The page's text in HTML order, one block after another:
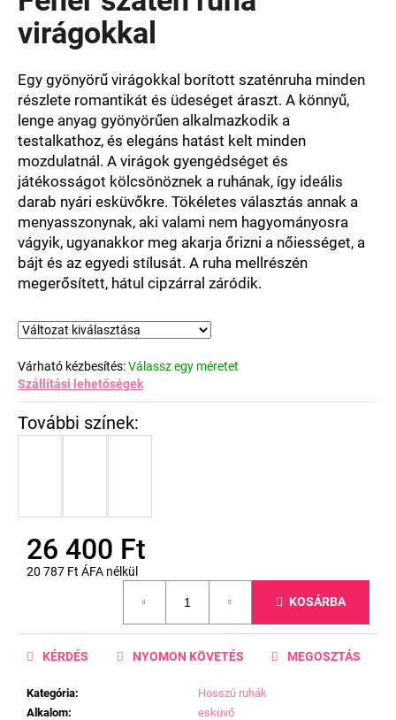
értékelése
ből
csillag.
virágokkal
Egy gyönyörű virágokkal borított szaténruha minden
részlete romantikát és üdeséget áraszt. A könnyű,
lenge anyag gyönyörűen alkalmazkodik a
testalkathoz, és elegáns hatást kelt minden
mozdulatnál. A virágok gyengédséget és
játékosságot kölcsönöznek a ruhának, így ideális
darab nyári esküvőkre. Tökéletes választás annak a
menyasszonynak, aki valami nem hagyományosra
vágyik, ugyanakkor meg akarja őrizni a nőiességet, a
bájt és az egyedi stílusát. A ruha mellrészén
megerősített, hátul cipzárral záródik.
Várható kézbesítés:Válassz egy méretet
Szállítási lehetőségek
26 400 Ft
20 787 Ft ÁFA nélkül
KOSÁRBA
Kategória:
Hosszú ruhák
Alkalom:
esküvő
KÉRDÉS NYOMON KÖVETÉS MEGOSZTÁS